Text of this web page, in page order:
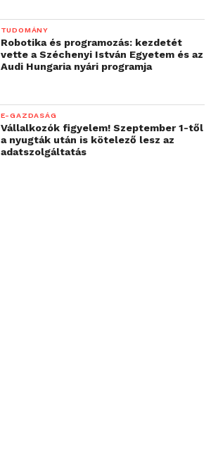
TUDOMÁNY
Robotika és programozás: kezdetét
vette a Széchenyi István Egyetem és az
Audi Hungaria nyári programja
E-GAZDASÁG
Vállalkozók figyelem! Szeptember 1-től
a nyugták után is kötelező lesz az
adatszolgáltatás